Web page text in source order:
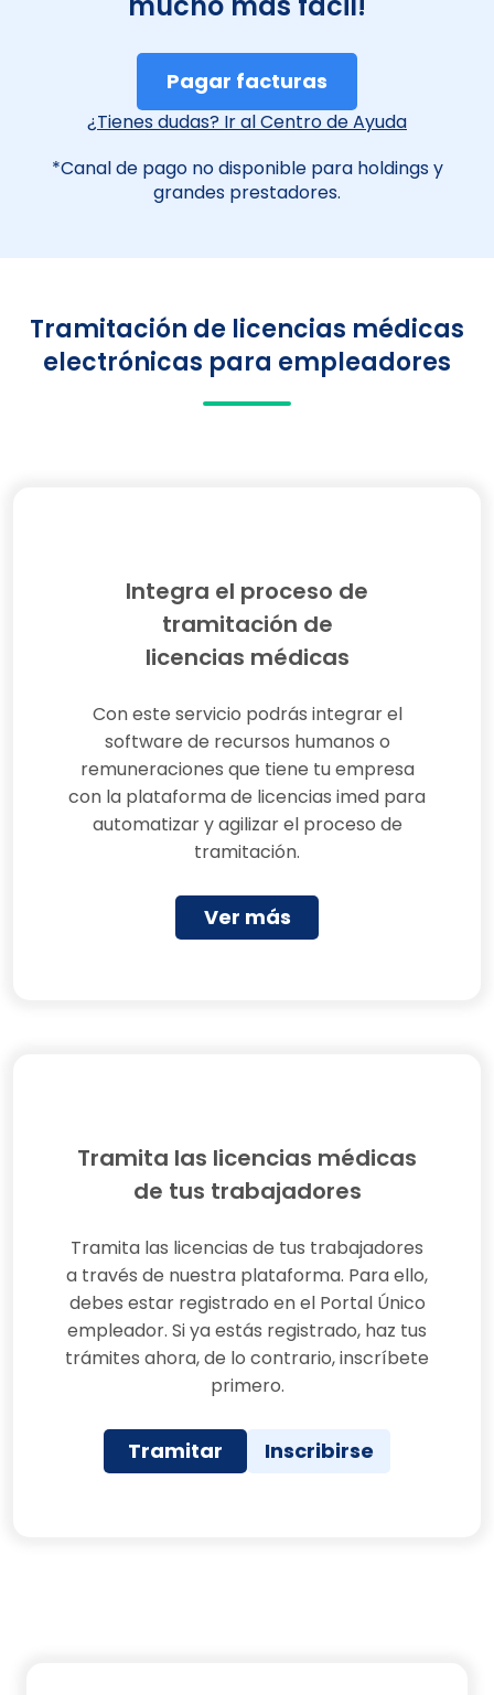
Pagar facturas
¿Tienes dudas? Ir al Centro de Ayuda
*Canal de pago no disponible para holdings y
grandes prestadores.
Tramitación de licencias médicas
electrónicas para empleadores
Integra el proceso de
tramitación de
licencias médicas
Con este servicio podrás integrar el
software de recursos humanos o
remuneraciones que tiene tu empresa
con la plataforma de licencias imed para
automatizar y agilizar el proceso de
tramitación.
Ver más
Tramita las licencias médicas
de tus trabajadores
Tramita las licencias de tus trabajadores
a través de nuestra plataforma. Para ello,
debes estar registrado en el Portal Único
empleador. Si ya estás registrado, haz tus
trámites ahora, de lo contrario, inscríbete
primero.
Tramitar Inscribirse